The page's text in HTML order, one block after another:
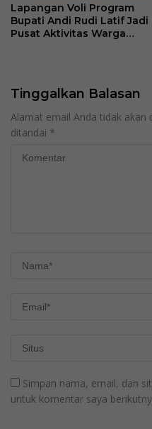
Lapangan Voli Program
Bupati Andi Rudi Latif Jadi
Pusat Aktivitas Warga
Tinggalkan Balasan
Alamat email Anda tidak akan
ditandai *
Simpan nama, email, dan
untuk komentar saya